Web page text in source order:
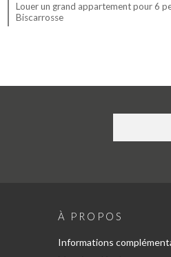
Louer un grand appartement pour 6
Biscarrosse
À PROPOS
Informations